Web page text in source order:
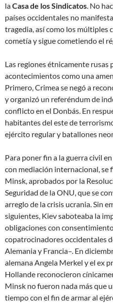
laCasa de los Sindicatos. No
países occidentales no
tragedia, así como los múltiples
cometía y sigue cometiendo el
Las regiones étnicamente rusas
acontecimientos como una
Primero, Crimea se negó a
y organizó un referéndum de
conflicto en el Donbás. En
habitantes del este de
ejército regular y batallones
Para poner fin a la guerra civil
con mediación internacional, se
Minsk, aprobados por la
Seguridad de la ONU, que se
arreglo de la crisis ucrania. Sin
siguientes, Kiev saboteaba la
obligaciones con
copatrocinadores occidentales
Alemania y Francia–. En
alemana Angela Merkel y el ex
Hollande reconocieron
Minsk no fueron nada más que
tiempo con el fin de armar al